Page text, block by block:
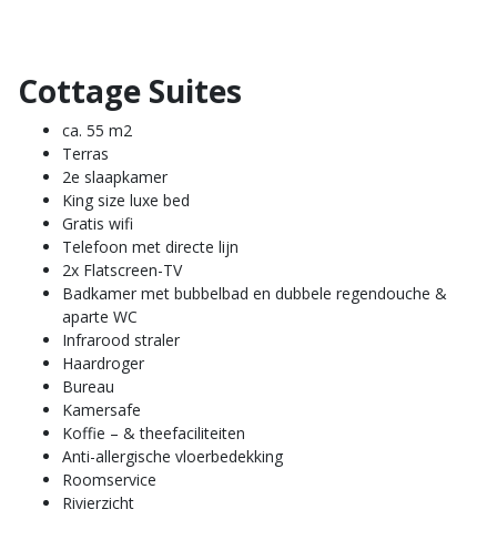
Cottage Suites
ca. 55 m2
Terras
2e slaapkamer
King size luxe bed
Gratis wifi
Telefoon met directe lijn
2x Flatscreen-TV
Badkamer met bubbelbad en dubbele regendouche &
aparte WC
Infrarood straler
Haardroger
Bureau
Kamersafe
Koffie – & theefaciliteiten
Anti-allergische vloerbedekking
Roomservice
Rivierzicht